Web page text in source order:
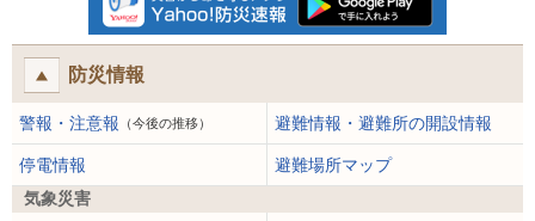
防災情報
警報・注意報 （今後の推移） 避難情報・避難所の開設情報
停電情報
避難場所マップ
気象災害